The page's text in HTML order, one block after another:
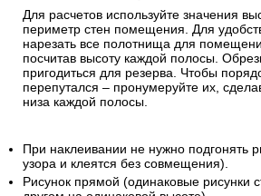
Для расчетов используйте значения
периметр стен помещения. Для
нарезать все полотнища для
посчитав высоту каждой полосы.
пригодиться для резерва. Чтобы
перепутался – пронумеруйте их,
низа каждой полосы.
При наклеивании не нужно подгонять
узора и клеятся без совмещения).
Рисунок прямой (одинаковые рисунки